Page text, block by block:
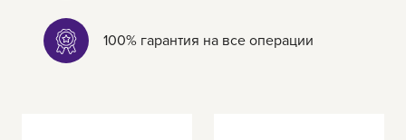
100% гарантия на все операции